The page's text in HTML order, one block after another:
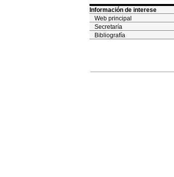
Información de interese
Web principal
Secretaría
Bibliografía